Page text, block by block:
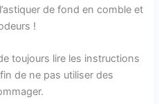
de fond en comble et
!
toujours lire les instructions
de ne pas utiliser des